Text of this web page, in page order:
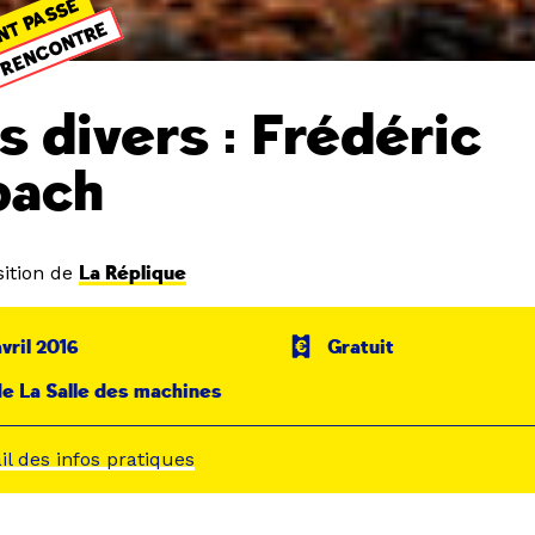
PASSÉ
divers : Frédéric
de La Réplique
2016
Gratuit
La Salle des machines
des infos pratiques